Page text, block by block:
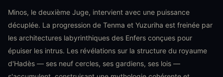
Minos, le deuxième Juge, intervient avec une puissance
décuplée. La progression de Tenma et Yuzuriha est freinée par
les architectures labyrinthiques des Enfers conçues pour
épuiser les intrus. Les révélations sur la structure du royaume
d'Hadès — ses neuf cercles, ses gardiens, ses lois —